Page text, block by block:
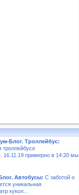
Блог. Троллейбус:
троллейбусе
16.11.19 примерно в 14:20 мы
Автобусы: С заботой о
уникальная
кукол...